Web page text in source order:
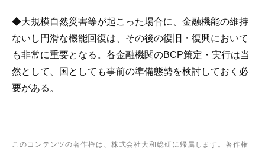
◆大規模自然災害等が起こった場合に、金融機能の維持
ないし円滑な機能回復は、その後の復旧・復興において
も非常に重要となる。各金融機関のBCP策定・実行は当
然として、国としても事前の準備態勢を検討しておく必
要がある。
このコンテンツの著作権は、株式会社大和総研に帰属します。著作権